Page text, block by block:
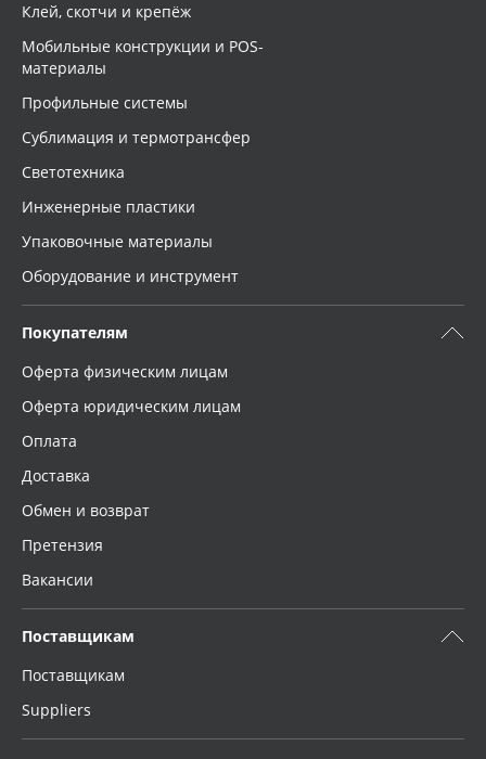
Клей, скотчи и крепёж
Мобильные конструкции и POS-
материалы
Профильные системы
Сублимация и термотрансфер
Светотехника
Инженерные пластики
Упаковочные материалы
Оборудование и инструмент
Покупателям
Оферта физическим лицам
Оферта юридическим лицам
Оплата
Доставка
Обмен и возврат
Претензия
Вакансии
Поставщикам
Поставщикам
Suppliers